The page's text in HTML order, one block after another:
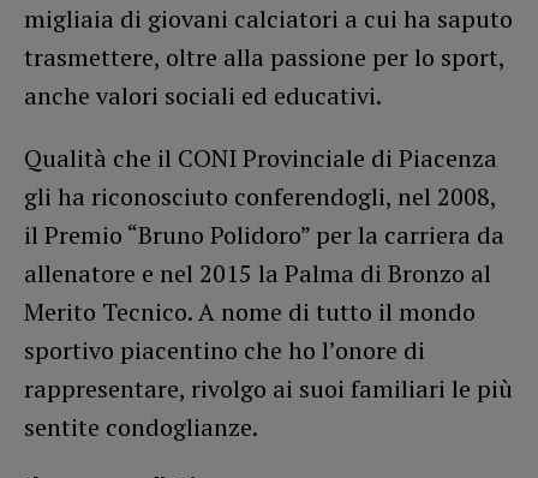
migliaia di giovani calciatori a cui ha saputo
trasmettere, oltre alla passione per lo sport,
anche valori sociali ed educativi.
Qualità che il CONI Provinciale di Piacenza
gli ha riconosciuto conferendogli, nel 2008,
il Premio “Bruno Polidoro” per la carriera da
allenatore e nel 2015 la Palma di Bronzo al
Merito Tecnico. A nome di tutto il mondo
sportivo piacentino che ho l’onore di
rappresentare, rivolgo ai suoi familiari le più
sentite condoglianze.